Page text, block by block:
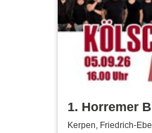
1. Horremer
-
Kerpen, Friedrich-